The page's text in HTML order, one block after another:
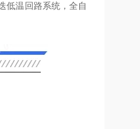
低温回路系统，全自